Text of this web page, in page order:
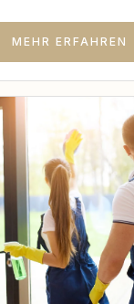
MEHR ERFAHREN